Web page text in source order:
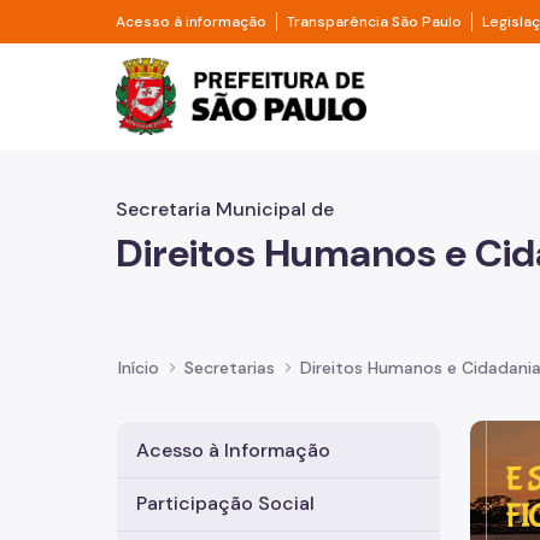
Pular para o Conteúdo principal
Acesso à informação Divisor de acesso à informação
Transparência São Paulo Divisor
Prefeitura de São
Secretaria Municipal de
Direitos Humanos e
Início Secretarias Direitos Humanos e Cidadania
Acesso à Informação
Participação Social